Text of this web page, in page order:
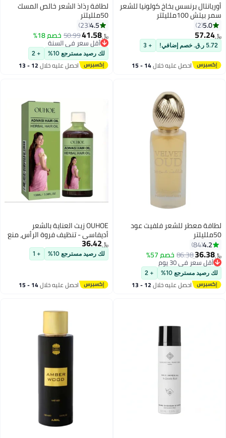
أوريانتال برنسس بخاخ كولونيا للشعر
سمر بيتش 100ملليلتر
5.0
2
﷼‏57.24
5.72 ر.ق. خصم إضافي! + 3
احصل عليه خلال 14 - 15
لطافة رذاذ الشعر خالص المسك
50ملليلتر
4.5
23
﷼‏41.58
50.99خصم 18%
أقل سعر في السنة
أقل سعر في السنة
لك رصيد مسترجع 10% + 2
احصل عليه خلال 12 - 13
لطافة معطر للشعر فلفيت عود
50ملليلتر
4.2
84
﷼‏36.38
86.38خصم 57% #24 في رذاذ الشعر
أقل سعر في 30 يوم
#24 في رذاذ الشعر
لك رصيد مسترجع 10% + 2
احصل عليه خلال 12 - 13
OUHOE زيت العناية بالشعر
أديفاسي - تنظيف فروة الرأس، منع
تساقط الشعر وإصلاح التلف لشعر
قوي وصحي
﷼‏36.42
لك رصيد مسترجع 10% + 1
احصل عليه خلال 14 - 15